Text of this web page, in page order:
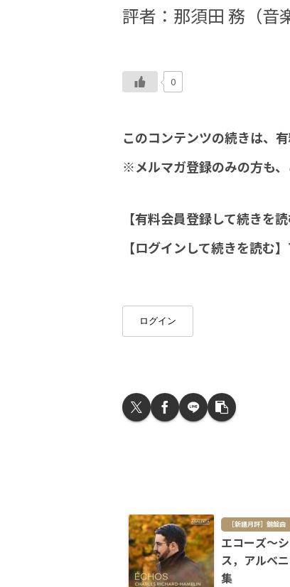
評者：那須田 務（音
0
このコンテンツの続きは、有
※メルマガ登録のみの方も、
【有料会員登録して続きを読
【ログインして続きを読む
ログイン
［新譜月評］鍵盤曲
エコーズ～
ス，アルベ
集